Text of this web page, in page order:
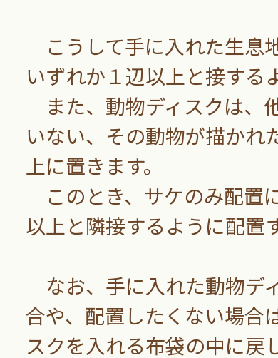
こうして手に入れた生息
いずれか１辺以上と接する
また、動物ディスクは、
いない、その動物が描かれ
上に置きます。
このとき、サケのみ配置
以上と隣接するように配置
なお、手に入れた動物デ
合や、配置したくない場合
スクを入れる布袋の中に戻